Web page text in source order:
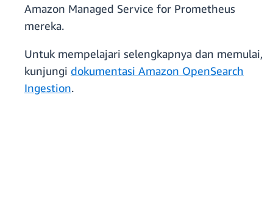
Amazon Managed Service for Prometheus
mereka.
Untuk mempelajari selengkapnya dan memulai,
kunjungi dokumentasi Amazon OpenSearch
Ingestion.